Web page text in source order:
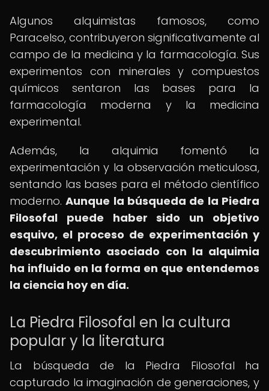
Algunos alquimistas famosos, como
Paracelso, contribuyeron significativamente al
campo de la medicina y la farmacología. Sus
experimentos con minerales y compuestos
químicos sentaron las bases para la
farmacología moderna y la medicina
experimental.
Además, la alquimia fomentó la
experimentación y la observación meticulosa,
sentando las bases para el método científico
moderno.Aunque la búsqueda de la Piedra
Filosofal puede haber sido un objetivo
esquivo, el proceso de experimentación y
descubrimiento asociado con la alquimia
ha influido en la forma en que entendemos
la ciencia hoy en día.
La Piedra Filosofal en la cultura
popular y la literatura
La búsqueda de la Piedra Filosofal ha
capturado la imaginación de generaciones, y